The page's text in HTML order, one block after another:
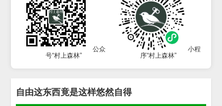
公众
号“村上森林”
小程
序“村上森林”
自由这东西竟是这样悠然自得